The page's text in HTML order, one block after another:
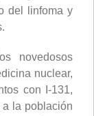
del linfoma y
novedosos
nuclear,
con I-131,
la población